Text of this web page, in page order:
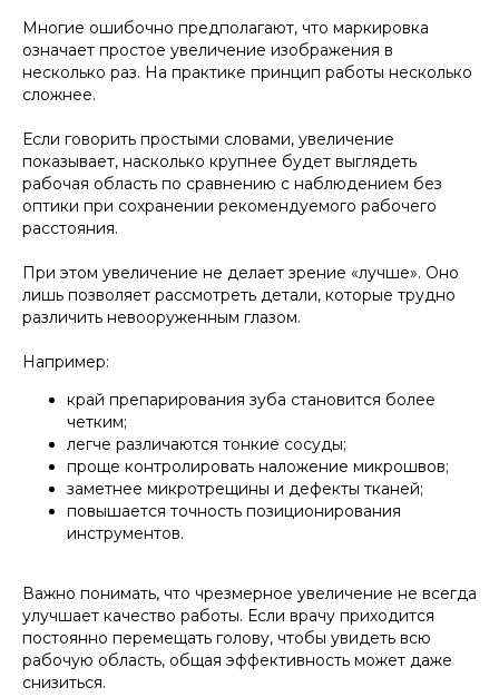
Многие ошибочно предполагают, что маркировка
означает простое увеличение изображения в
несколько раз. На практике принцип работы несколько
сложнее.
Если говорить простыми словами, увеличение
показывает, насколько крупнее будет выглядеть
рабочая область по сравнению с наблюдением без
оптики при сохранении рекомендуемого рабочего
расстояния.
При этом увеличение не делает зрение «лучше». Оно
лишь позволяет рассмотреть детали, которые трудно
различить невооруженным глазом.
Например:
край препарирования зуба становится более
четким;
легче различаются тонкие сосуды;
проще контролировать наложение микрошвов;
заметнее микротрещины и дефекты тканей;
повышается точность позиционирования
инструментов.
Важно понимать, что чрезмерное увеличение не всегда
улучшает качество работы. Если врачу приходится
постоянно перемещать голову, чтобы увидеть всю
рабочую область, общая эффективность может даже
снизиться.